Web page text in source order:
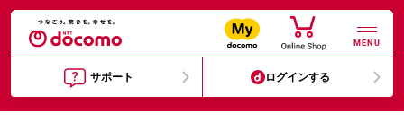
MENU
サポート ログインする